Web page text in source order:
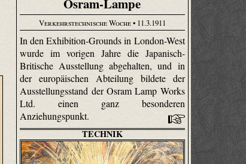
Osram-Lampe
Verkehrstechnische Woche• 11.3.1911
In den Exhibition-Grounds in London-West
wurde im vorigen Jahre die Japanisch-
Britische Ausstellung abgehalten, und in
der europäischen Abteilung bildete der
Ausstellungsstand der Osram Lamp Works
Ltd. einen ganz besonderen
Anziehungspunkt.
TECHNIK